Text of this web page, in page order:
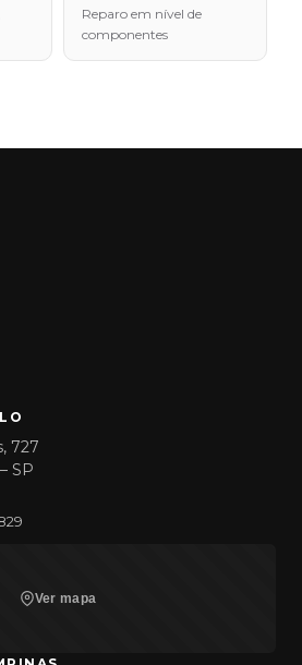
Reparo em nível de
componentes
727
SP
Ver mapa